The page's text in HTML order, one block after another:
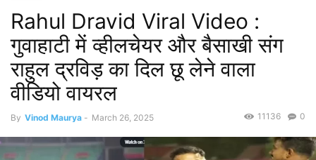
Rahul Dravid Viral Video :
गुवाहाटी में व्हीलचेयर और बैसाखी संग
राहुल द्रविड़ का दिल छू लेने वाला
वीडियो वायरल
By Vinod Maurya - March 26, 2025 0
11136